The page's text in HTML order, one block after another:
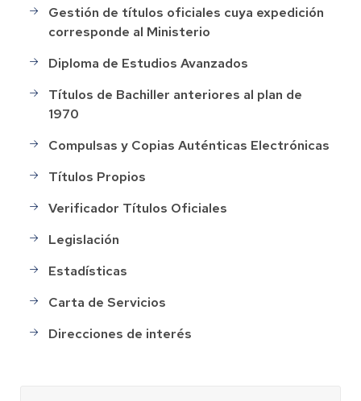
Gestión de títulos oficiales cuya expedición
corresponde al Ministerio
Diploma de Estudios Avanzados
Títulos de Bachiller anteriores al plan de
1970
Compulsas y Copias Auténticas Electrónicas
Títulos Propios
Verificador Títulos Oficiales
Legislación
Estadísticas
Carta de Servicios
Direcciones de interés